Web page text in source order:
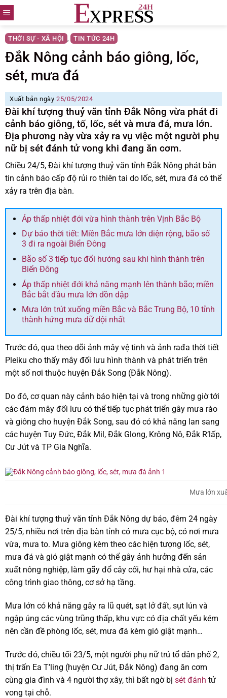
Skip
to
content
THỜI SỰ - XÃ HỘI , TIN TỨC 24H
Đắk Nông cảnh báo giông, lốc,
sét, mưa đá
Xuất bản ngày25/05/2024
Đài khí tượng thuỷ văn tỉnh Đắk Nông vừa phát đi
cảnh báo giông, tố, lốc, sét và mưa đá, mưa lớn.
Địa phương này vừa xảy ra vụ việc một người phụ
nữ bị sét đánh tử vong khi đang ăn cơm.
Chiều 24/5, Đài khí tượng thuỷ văn tỉnh Đắk Nông phát bản
tin cảnh báo cấp độ rủi ro thiên tai do lốc, sét, mưa đá có thể
xảy ra trên địa bàn.
Áp thấp nhiệt đới vừa hình thành trên Vịnh Bắc Bộ
Dự báo thời tiết: Miền Bắc mưa lớn diện rộng, bão số
3 đi ra ngoài Biển Đông
Bão số 3 tiếp tục đổi hướng sau khi hình thành trên
Biển Đông
Áp thấp nhiệt đới khả năng mạnh lên thành bão; miền
Bắc bắt đầu mưa lớn dồn dập
Mưa lớn trút xuống miền Bắc và Bắc Trung Bộ, 10 tỉnh
thành hứng mưa dữ dội nhất
Trước đó, qua theo dõi ảnh mây vệ tinh và ảnh rađa thời tiết
Pleiku cho thấy mây đối lưu hình thành và phát triển trên
một số nơi thuộc huyện Đắk Song (Đắk Nông).
Do đó, cơ quan này cảnh báo hiện tại và trong những giờ tới
các đám mây đối lưu có thể tiếp tục phát triển gây mưa rào
và giông cho huyện Đắk Song, sau đó có khả năng lan sang
các huyện Tuy Đức, Đắk Mil, Đắk Glong, Krông Nô, Đắk R’lấp,
Cư Jút và TP Gia Nghĩa.
Mưa lớn
Đài khí tượng thuỷ văn tỉnh Đắk Nông dự báo, đêm 24 ngày
25/5, nhiều nơi trên địa bàn tỉnh có mưa cục bộ, có nơi mưa
vừa, mưa to. Mưa giông kèm theo các hiện tượng lốc, sét,
mưa đá và gió giật mạnh có thể gây ảnh hưởng đến sản
xuất nông nghiệp, làm gãy đổ cây cối, hư hại nhà cửa, các
công trình giao thông, cơ sở hạ tầng.
Mưa lớn có khả năng gây ra lũ quét, sạt lở đất, sụt lún và
ngập úng các vùng trũng thấp, khu vực có địa chất yếu kém
nên cần đề phòng lốc, sét, mưa đá kèm gió giật mạnh…
Trước đó, chiều tối 23/5, một người phụ nữ trú tổ dân phố 2,
thị trấn Ea T’ling (huyện Cư Jút, Đắk Nông) đang ăn cơm
cùng gia đình và 4 người thợ xây, thì bất ngờ bị sét đánh tử
vong tại chỗ.